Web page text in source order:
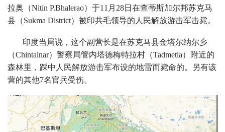
拉奥（Nitin P.Bhalerao）于11月28日在查蒂斯加尔邦苏克马
县（Sukma District）被印共毛领导的人民解放游击军击毙。
印度当局说，这个副营长是在苏克马县金塔尔纳尔乡
（Chintalnar）警察局管内塔德梅特拉村（Tadmetla）附近的
森林里，踩中人民解放游击军布设的地雷而毙命的。另有该
营的其他7名官兵受伤。